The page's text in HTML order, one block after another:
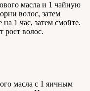
масла и 1 чайную
волос, затем
на 1 час, затем смойте.
рост волос.
масла с 1 яичным